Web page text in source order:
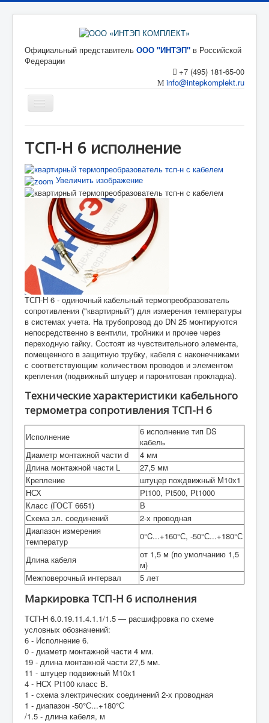
Официальный представитель ООО "ИНТЭП" в Российской
Федерации
+7 (495) 181-65-00
info@intepkomplekt.ru
Каталог
Статьи
О компании
Контакты
Главная
Каталог
Термопреобразователи сопротивления платиновые
ТСП-Н
ТСП-Н 6 исполнение
ТСП-Н 6 исполнение
Увеличить изображение
ТСП-Н 6 - одиночный кабельный термопреобразователь
сопротивления ("квартирный") для измерения температуры
в системах учета. На трубопровод до DN 25 монтируются
непосредственно в вентили, тройники и прочее через
переходную гайку. Состоят из чувствительного элемента,
помещенного в защитную трубку, кабеля с наконечниками
с соответствующим количеством проводов и элементом
крепления (подвижный штуцер и паронитовая прокладка).
Технические характеристики кабельного
термометра сопротивления ТСП-Н 6
Исполнение
6 исполнение тип DS
кабель
Диаметр монтажной части d
4 мм
Длина монтажной части L
27,5 мм
Крепление
штуцер пождвижный М10х1
НСХ
Pt100, Pt500, Pt1000
Класс (ГОСТ 6651)
В
Схема эл. соединений
2-х проводная
Диапазон измерения
температур
0°C...+160°С, -50°С...+180°С
Длина кабеля
от 1,5 м (по умолчанию 1,5
м)
Межповерочный интервал
5 лет
Маркировка ТСП-Н 6 исполнения
ТСП-Н 6.0.19.11.4.1.1/1.5 — расшифровка по схеме
условных обозначений:
6 - Исполнение 6.
0 - диаметр монтажной части 4 мм.
19 - длина монтажной части 27,5 мм.
11 - штуцер подвижный М10х1
4 - НСХ Pt100 класс В.
1 - схема электрических соединений 2-х проводная
1 - диапазон -50°С...+180°С
/1.5 - длина кабеля, м